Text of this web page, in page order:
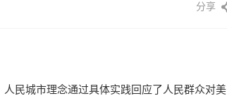
分享
民城市理念通过具体实践回应了人民群众对美